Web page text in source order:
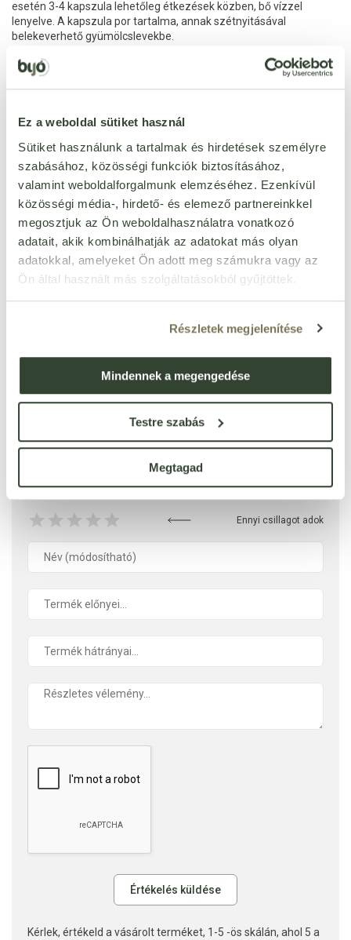
Ez a weboldal sütiket használ
Sütiket használunk a tartalmak és hirdetések személyre
szabásához, közösségi funkciók biztosításához,
valamint weboldalforgalmunk elemzéséhez. Ezenkívül
közösségi média-, hirdető- és elemező partnereinkkel
megosztjuk az Ön weboldalhasználatra vonatkozó
adatait, akik kombinálhatják az adatokat más olyan
adatokkal, amelyeket Ön adott meg számukra vagy az
Ön által használt más szolgáltatásokból gyűjtöttek.
Részletek megjelenítése
Mindennek a megengedése
Testre szabás
Megtagad
esetén 3-4 kapszula lehetőleg étkezések közben, bő vízzel
lenyelve. A kapszula por tartalma, annak szétnyitásával
belekeverhető gyümölcslevekbe.
Nettó tömeg:
Összetevők: szerves magnézium (magnézium-biszglicinát),
szer (mikrokristályos cellulóz), csomósodást gátló anyagok
Figyelmeztetés:Az ajánlott napi mennyiséget ne lépje túl! Az
étrend-kiegészítő nem helyettesíti a kiegyensúlyozott, vegyes
étrendet és az egészséges életmódot! A termék használata után
gondosan zárja vissza a tasakot a simítózár segítségével!
A termék 3 éves kortól alkalmazható
A termék alkalmazható vérhígítók használata esetén
A termék alkalmazható cukorbetegség esetén
A termék alkalmazható terhesség, és szoptatás
Ezt a terméket még senki nem értékelte. Legyél Te az
ÉRTÉKELÉST ÍROK
Ennyi csillagot adok
Kérlek, értékeld a vásárolt terméket, 1-5 -ös skálán, ahol 5 a